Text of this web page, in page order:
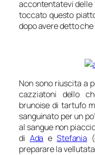
accontentatevi delle
toccato questo
dopo avere detto che
Non sono riuscita a
cazziatoni dello
brunoise di tartufo
sanguinato per un
al sangue non
di Ada e Stefania
preparare la